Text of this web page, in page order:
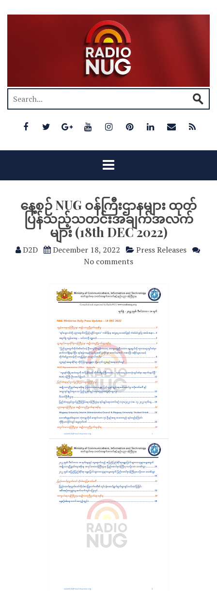
နေ့စဉ် NUG ဝန်ကြီးဌာနများ ထုတ်
ပြန်သည့်သတင်းအချက်အလက်
များ (18th DEC 2022)
D2D December 18, 2022
Press Releases
No comments